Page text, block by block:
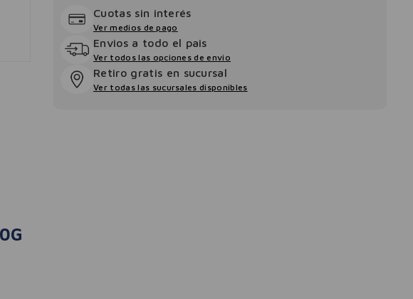
Cuotas sin interés
Ver medios de pago
Envios a todo el pais
Ver todos las opciones de envio
Retiro gratis en sucursal
Ver todas las sucursales disponibles